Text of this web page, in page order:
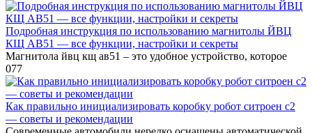
Подробная инструкция по использованию магнитолы ЙВЦ
КЩ АВ51 — все функции, настройки и секреты
Магнитола йвц кщ ав51 – это удобное устройство, которое
077
Как правильно инициализировать коробку робот ситроен с2
— советы и рекомендации